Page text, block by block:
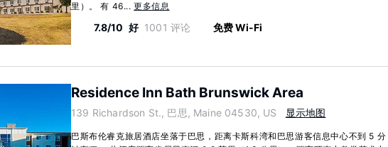
里）。 有 46...更多信息
7.8/10 好 1001 评论 免费 Wi-Fi
Residence Inn Bath Brunswick Area
139 Richardson St., 巴思, Maine 04530, US 显示地图
巴斯布伦睿克旅居酒店坐落于巴思，距离卡斯科湾和巴思游客信息中心不到 5 分